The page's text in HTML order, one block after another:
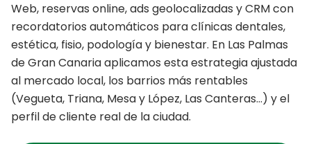
Web, reservas online, ads geolocalizadas y CRM con
recordatorios automáticos para clínicas dentales,
estética, fisio, podología y bienestar. En Las Palmas
de Gran Canariaaplicamos esta estrategia ajustada
al mercado local, los barrios más rentables
(Vegueta, Triana, Mesa y López, Las Canteras…) y el
perfil de cliente real de la ciudad.